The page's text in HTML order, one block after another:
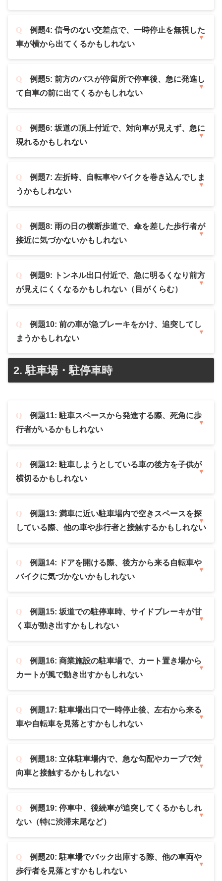
例題4: 信号のない交差点で、一時停止を無視した
車が横から出てくるかもしれない
例題5: 前方のバスが停留所で停車後、急に発進し
て自車の前に出てくるかもしれない
例題6: 坂道の頂上付近で、対向車が見えず、急に
現れるかもしれない
例題7: 左折時、自転車やバイクを巻き込んでしま
うかもしれない
例題8: 雨の日の横断歩道で、傘を差した歩行者が
接近に気づかないかもしれない
例題9: トンネル出口付近で、急に明るくなり前方
が見えにくくなるかもしれない（目がくらむ）
例題10: 前の車が急ブレーキをかけ、追突してし
まうかもしれない
2. 駐車場・駐停車時
例題11: 駐車スペースから発進する際、死角に歩
行者がいるかもしれない
例題12: 駐車しようとしている車の後方を子供が
横切るかもしれない
例題13: 満車に近い駐車場内で空きスペースを探
している際、他の車や歩行者と接触するかもしれない
例題14: ドアを開ける際、後方から来る自転車や
バイクに気づかないかもしれない
例題15: 坂道での駐停車時、サイドブレーキが甘
く車が動き出すかもしれない
例題16: 商業施設の駐車場で、カート置き場から
カートが風で動き出すかもしれない
例題17: 駐車場出口で一時停止後、左右から来る
車や自転車を見落とすかもしれない
例題18: 立体駐車場内で、急な勾配やカーブで対
向車と接触するかもしれない
例題19: 停車中、後続車が追突してくるかもしれ
ない（特に渋滞末尾など）
例題20: 駐車場でバック出庫する際、他の車両や
歩行者を見落とすかもしれない